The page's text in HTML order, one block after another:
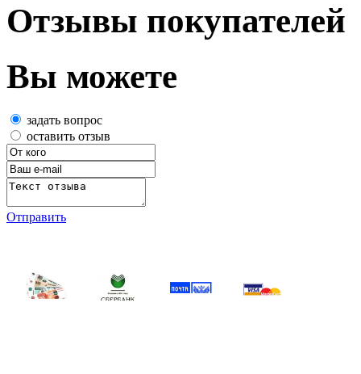
Отзывы покупателей
Вы можете
задать вопрос
оставить отзыв
Отправить